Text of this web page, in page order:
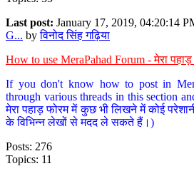
Last post: January 17, 2019, 04:20:14
G... byविनोद सिंह गढ़िया
How to use MeraPahad Forum - मेरा
If you don't know how to post in
through various threads in this section
मेरा पहाड़ फोरम में कुछ भी लिखने में कोई
के विभिन्न लेखों से मदद ले सकते हैं।)
Posts: 276
Topics: 11